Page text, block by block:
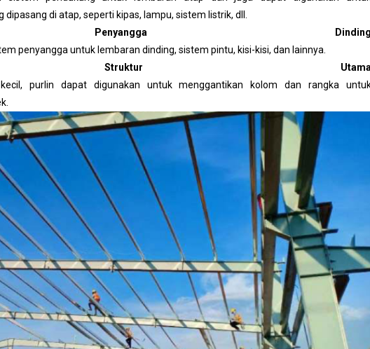
di atap, seperti kipas, lampu, sistem listrik, dll.
Penyangga Dinding
penyangga untuk lembaran dinding, sistem pintu, kisi-kisi, dan lainnya.
Struktur Utama
purlin dapat digunakan untuk menggantikan kolom dan rangka